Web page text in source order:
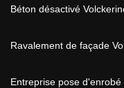
Béton désactivé
Ravalement de façade
Entreprise pose d'enrobé